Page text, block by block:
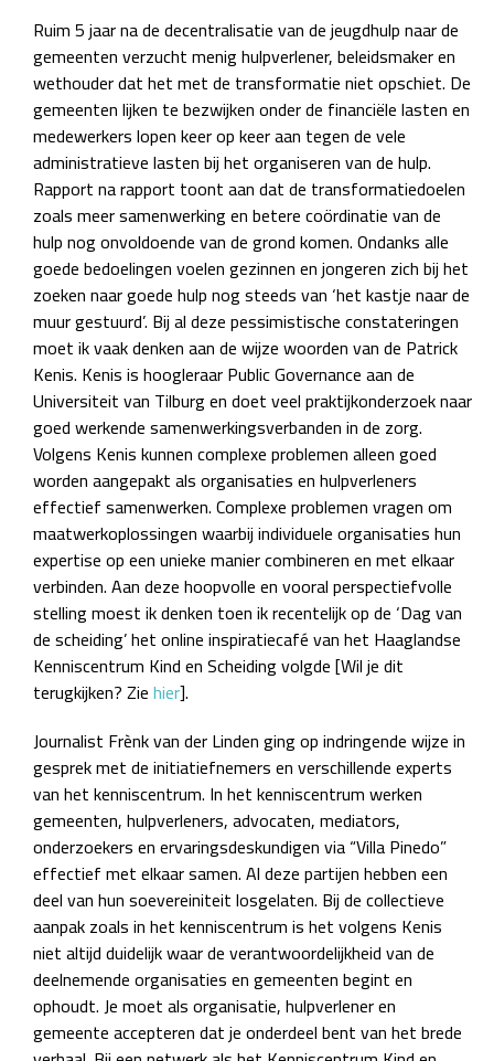
Ruim 5 jaar na de decentralisatie van de jeugdhulp naar de
gemeenten verzucht menig hulpverlener, beleidsmaker en
wethouder dat het met de transformatie niet opschiet. De
gemeenten lijken te bezwijken onder de financiële lasten en
medewerkers lopen keer op keer aan tegen de vele
administratieve lasten bij het organiseren van de hulp.
Rapport na rapport toont aan dat de transformatiedoelen
zoals meer samenwerking en betere coördinatie van de
hulp nog onvoldoende van de grond komen. Ondanks alle
goede bedoelingen voelen gezinnen en jongeren zich bij het
zoeken naar goede hulp nog steeds van ‘het kastje naar de
muur gestuurd’. Bij al deze pessimistische constateringen
moet ik vaak denken aan de wijze woorden van de Patrick
Kenis. Kenis is hoogleraar Public Governance aan de
Universiteit van Tilburg en doet veel praktijkonderzoek naar
goed werkende samenwerkingsverbanden in de zorg.
Volgens Kenis kunnen complexe problemen alleen goed
worden aangepakt als organisaties en hulpverleners
effectief samenwerken. Complexe problemen vragen om
maatwerkoplossingen waarbij individuele organisaties hun
expertise op een unieke manier combineren en met elkaar
verbinden. Aan deze hoopvolle en vooral perspectiefvolle
stelling moest ik denken toen ik recentelijk op de ‘Dag van
de scheiding’ het online inspiratiecafé van het Haaglandse
Kenniscentrum Kind en Scheiding volgde [Wil je dit
terugkijken? Ziehier].
Journalist Frènk van der Linden ging op indringende wijze in
gesprek met de initiatiefnemers en verschillende experts
van het kenniscentrum. In het kenniscentrum werken
gemeenten, hulpverleners, advocaten, mediators,
onderzoekers en ervaringsdeskundigen via “Villa Pinedo”
effectief met elkaar samen. Al deze partijen hebben een
deel van hun soevereiniteit losgelaten. Bij de collectieve
aanpak zoals in het kenniscentrum is het volgens Kenis
niet altijd duidelijk waar de verantwoordelijkheid van de
deelnemende organisaties en gemeenten begint en
ophoudt. Je moet als organisatie, hulpverlener en
gemeente accepteren dat je onderdeel bent van het brede